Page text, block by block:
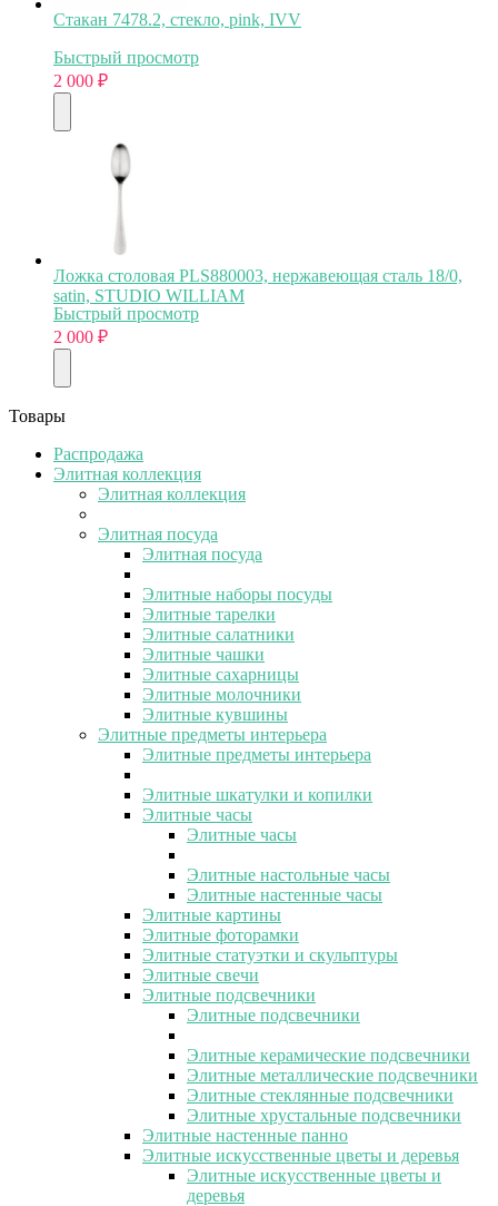
Стакан 7478.2, стекло, pink, IVV
Быстрый просмотр
2 000 ₽
Ложка столовая PLS880003, нержавеющая сталь 18/0,
satin, STUDIO WILLIAM
Быстрый просмотр
2 000 ₽
Товары
Распродажа
Элитная коллекция
Элитная коллекция
Элитная посуда
Элитная посуда
Элитные наборы посуды
Элитные тарелки
Элитные салатники
Элитные чашки
Элитные сахарницы
Элитные молочники
Элитные кувшины
Элитные предметы интерьера
Элитные предметы интерьера
Элитные шкатулки и копилки
Элитные часы
Элитные часы
Элитные настольные часы
Элитные настенные часы
Элитные картины
Элитные фоторамки
Элитные статуэтки и скульптуры
Элитные свечи
Элитные подсвечники
Элитные подсвечники
Элитные керамические подсвечники
Элитные металлические подсвечники
Элитные стеклянные подсвечники
Элитные хрустальные подсвечники
Элитные настенные панно
Элитные искусственные цветы и деревья
Элитные искусственные цветы и
деревья